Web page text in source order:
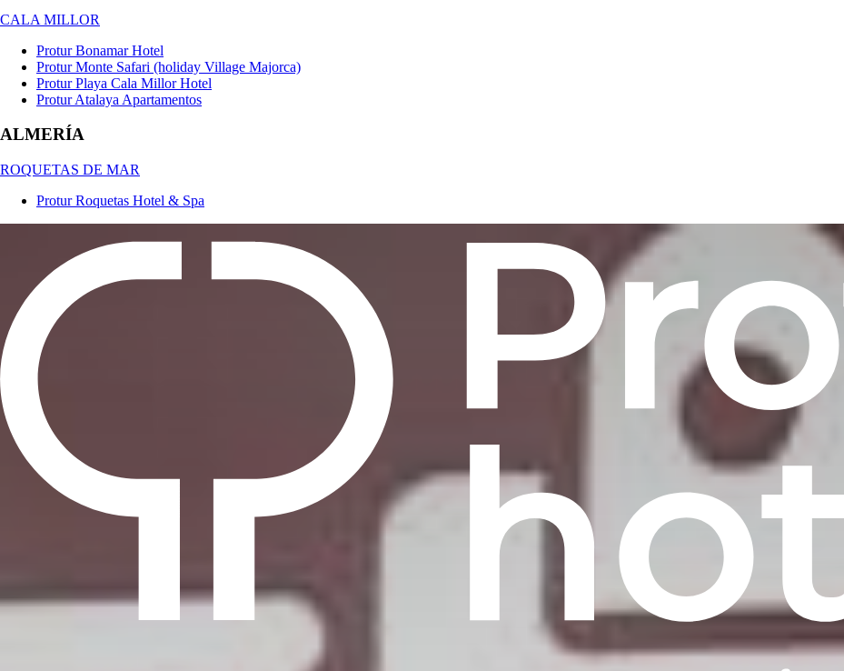
CALA MILLOR
Protur Bonamar Hotel
Protur Monte Safari (holiday Village Majorca)
Protur Playa Cala Millor Hotel
Protur Atalaya Apartamentos
ALMERÍA
ROQUETAS DE MAR
Protur Roquetas Hotel & Spa